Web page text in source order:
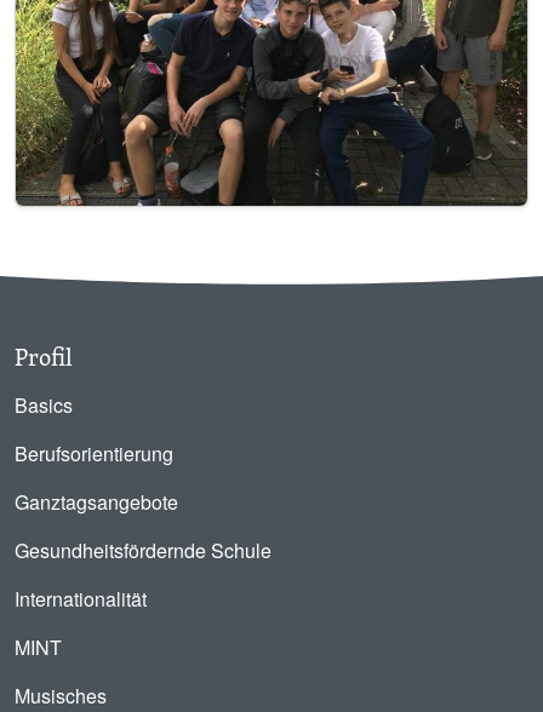
Profil
Basics
Berufsorientierung
Ganztagsangebote
Gesundheitsfördernde Schule
Internationalität
MINT
Musisches